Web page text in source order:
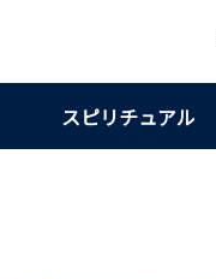
スピリチュアル